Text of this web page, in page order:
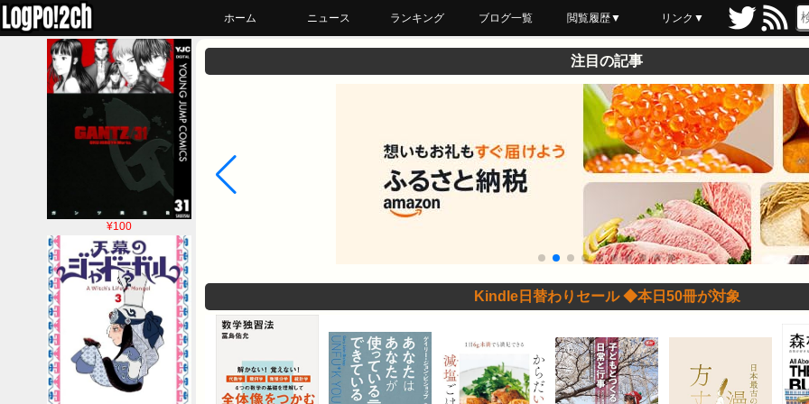
ホーム ニュース ランキング ブログ一覧 閲覧履歴▼
最近読んだ
あとで読む
ブックマーク
リンク▼
¥100
注目の記事
Kindle日替わりセール ◆本日50冊が対象